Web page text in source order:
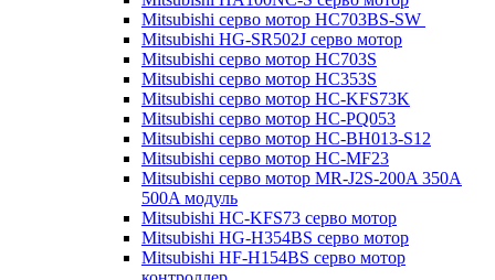
Mitsubishi серво мотор HC703BS-SW
Mitsubishi HG-SR502J серво мотор
Mitsubishi серво мотор HC703S
Mitsubishi серво мотор HC353S
Mitsubishi серво мотор HC-KFS73K
Mitsubishi серво мотор HC-PQ053
Mitsubishi серво мотор HC-BH013-S12
Mitsubishi серво мотор HC-MF23
Mitsubishi серво мотор MR-J2S-200A 350A
500A модуль
Mitsubishi HC-KFS73 серво мотор
Mitsubishi HG-H354BS серво мотор
Mitsubishi HF-H154BS серво мотор